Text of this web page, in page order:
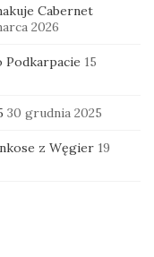
Cabernet
2026
15
30 grudnia 2025
z Węgier 19